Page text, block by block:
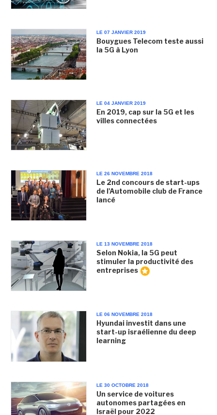
LE 07 JANVIER 2019
Bouygues Telecom teste aussi
la 5G à Lyon
LE 04 JANVIER 2019
En 2019, cap sur la 5G et les
villes connectées
LE 26 NOVEMBRE 2018
Le 2nd concours de start-ups
de l'Automobile club de France
lancé
LE 13 NOVEMBRE 2018
Selon Nokia, la 5G peut
stimuler la productivité des
entreprises
LE 06 NOVEMBRE 2018
Hyundai investit dans une
start-up israélienne du deep
learning
LE 30 OCTOBRE 2018
Un service de voitures
autonomes partagées en
Israël pour 2022